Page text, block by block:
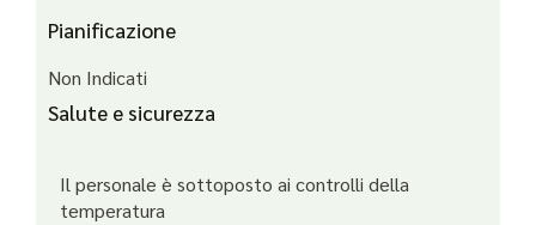
Pianificazione
Non Indicati
Salute e sicurezza
Il personale è sottoposto ai controlli della
temperatura